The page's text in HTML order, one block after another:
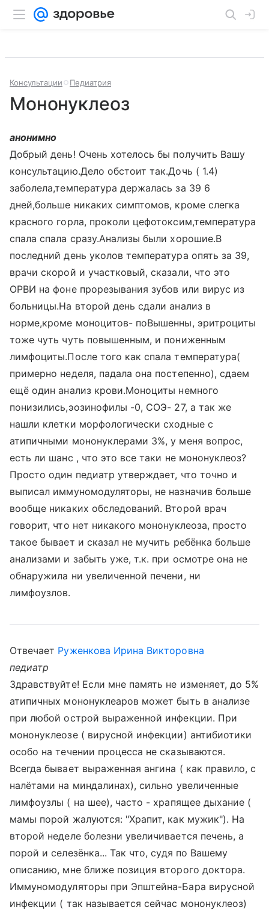
Консультации Педиатрия
Мононуклеоз
анонимно
Добрый день! Очень хотелось бы получить Вашу
консультацию.Дело обстоит так.Дочь ( 1.4)
заболела,температура держалась за 39 6
дней,больше никаких симптомов, кроме слегка
красного горла, проколи цефотоксим,температура
спала спала сразу.Анализы были хорошие.В
последний день уколов температура опять за 39,
врачи скорой и участковый, сказали, что это
ОРВИ на фоне прорезывания зубов или вирус из
больницы.На второй день сдали анализ в
норме,кроме моноцитов- поВышенны, эритроциты
тоже чуть чуть повышенным, и пониженным
лимфоциты.После того как спала температура(
примерно неделя, падала она постепенно), сдаем
ещё один анализ крови.Моноциты немного
понизились,эозинофилы -0, СОЭ- 27, а так же
нашли клетки морфологически сходные с
атипичными мононуклерами 3%, у меня вопрос,
есть ли шанс , что это все таки не мононуклеоз?
Просто один педиатр утверждает, что точно и
выписал иммуномодуляторы, не назначив больше
вообще никаких обследований. Второй врач
говорит, что нет никакого мононуклеоза, просто
такое бывает и сказал не мучить ребёнка больше
анализами и забыть уже, т.к. при осмотре она не
обнаружила ни увеличенной печени, ни
лимфоузлов.
Отвечает Руженкова Ирина Викторовна
педиатр
Здравствуйте! Если мне память не изменяет, до 5%
атипичных мононуклеаров может быть в анализе
при любой острой выраженной инфекции. При
мононуклеозе ( вирусной инфекции) антибиотики
особо на течении процесса не сказываются.
Всегда бывает выраженная ангина ( как правило, с
налётами на миндалинах), сильно увеличенные
лимфоузлы ( на шее), часто - храпящее дыхание (
мамы порой жалуются: "Храпит, как мужик"). На
второй неделе болезни увеличивается печень, а
порой и селезёнка... Так что, судя по Вашему
описанию, мне ближе позиция второго доктора.
Иммуномодуляторы при Эпштейна-Бара вирусной
инфекции ( так называется сейчас мононуклеоз)